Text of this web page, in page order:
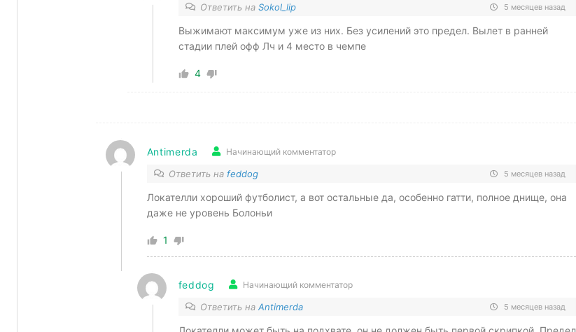
Ответить на Sokol_lip 5 месяцев назад
Выжимают максимум уже из них. Без усилений это предел. Вылет в ранней
стадии плей офф Лч и 4 место в чемпе
4
Antimerda Начинающий комментатор
Ответить на feddog 5 месяцев назад
Локателли хороший футболист, а вот остальные да, особенно гатти, полное днище, она
даже не уровень Болоньи
1
feddog Начинающий комментатор
Ответить на Antimerda 5 месяцев назад